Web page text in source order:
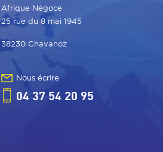
Afrique Négoce
25 rue du 8 mai 1945
38230 Chavanoz
Nous écrire
04 37 54 20 95